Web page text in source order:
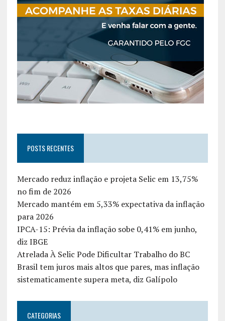
POSTS RECENTES
Mercado reduz inflação e projeta Selic em 13,75%
no fim de 2026
Mercado mantém em 5,33% expectativa da inflação
para 2026
IPCA-15: Prévia da inflação sobe 0,41% em junho,
diz IBGE
Atrelada À Selic Pode Dificultar Trabalho do BC
Brasil tem juros mais altos que pares, mas inflação
sistematicamente supera meta, diz Galípolo
CATEGORIAS